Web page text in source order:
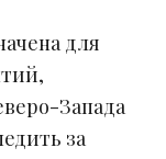
для
Запада
за